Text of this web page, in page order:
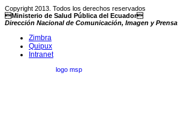
Copyright 2013. Todos los derechos reservados
Ministerio de Salud Pública del Ecuador
Dirección Nacional de Comunicación, Imagen y Prensa
Zimbra
Quipux
Intranet